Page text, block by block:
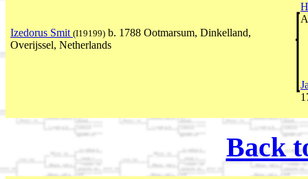
Izedorus Smit (I19199) b. 1788 Ootmarsum, Dinkelland,
Overijssel, Netherlands
Back